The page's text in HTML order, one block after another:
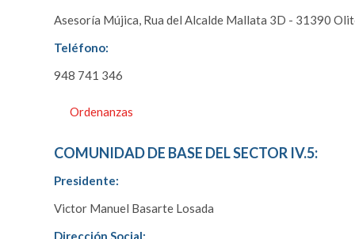
Asesoría Mújica, Rua del Alcalde Mallata 3D - 31390
Teléfono:
948 741 346
Ordenanzas
COMUNIDAD DE BASE DEL SECTOR IV.5:
Presidente:
Victor Manuel Basarte Losada
Dirección Social: